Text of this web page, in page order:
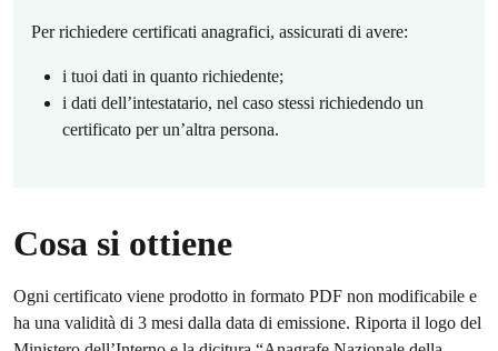
Per richiedere certificati anagrafici, assicurati di avere:
i tuoi dati in quanto richiedente;
i dati dell’intestatario, nel caso stessi richiedendo un
certificato per un’altra persona.
Cosa si ottiene
Ogni certificato viene prodotto in formato PDF non modificabile e
ha una validità di 3 mesi dalla data di emissione. Riporta il logo del